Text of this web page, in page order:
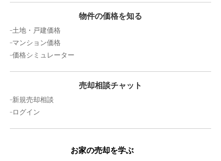
物件の価格を知る
土地・戸建価格
マンション価格
価格シミュレーター
売却相談チャット
新規売却相談
ログイン
お家の売却を学ぶ